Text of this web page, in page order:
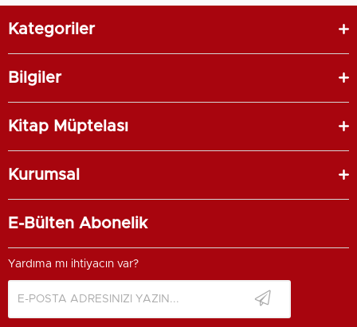
Kategoriler
Bilgiler
Kitap Müptelası
Kurumsal
E-Bülten Abonelik
Yardıma mı ihtiyacın var?